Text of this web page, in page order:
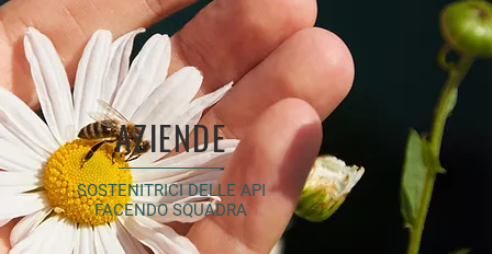
AZIENDE
SOSTENITRICI DELLE API
FACENDO SQUADRA